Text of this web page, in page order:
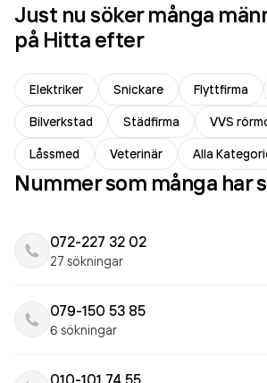
Just nu söker många
på Hitta efter
Elektriker Snickare Flyttfirma
Bilverkstad
Städfirma
VVS
Låssmed
Veterinär Alla
Nummer som många har
072-227 32 02
27 sökningar
079-150 53 85
6 sökningar
010-101 74 55